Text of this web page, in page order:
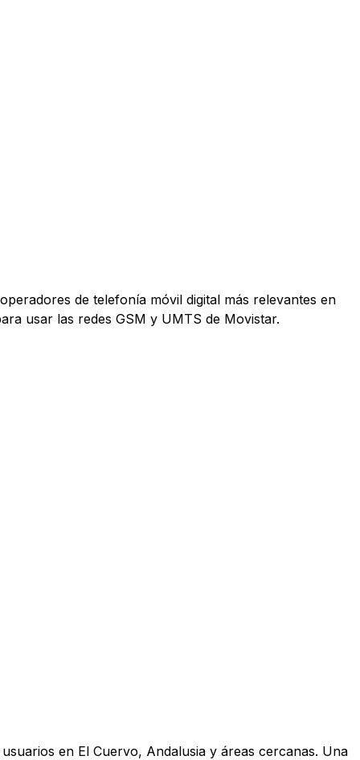
de telefonía móvil digital más relevantes en
usar las redes GSM y UMTS de Movistar.
en El Cuervo, Andalusia y áreas cercanas. Una